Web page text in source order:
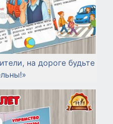
на дороге будьте